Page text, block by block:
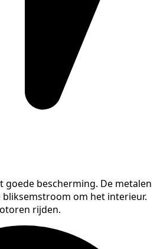
goede bescherming. De metalen
om het interieur.
rijden.